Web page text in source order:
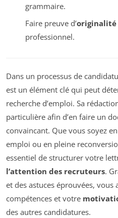
grammaire.
Faire preuve d’originalité
professionnel.
Dans un processus de
est un élément clé qui peut
recherche d’emploi. Sa
particulière afin d’en faire un
convaincant. Que vous soyez
emploi ou en pleine
essentiel de structurer votre
l’attention des recruteurs.
et des astuces éprouvées,
compétences et votre
des autres candidatures.